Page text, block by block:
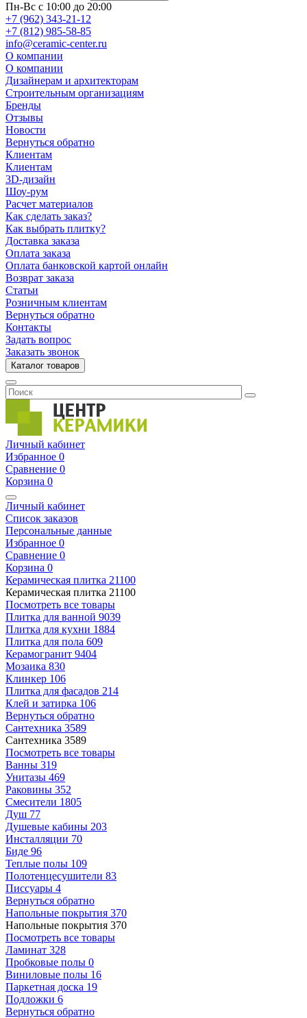
Пн-Вс с 10:00 до 20:00
+7 (962) 343-21-12
+7 (812) 985-58-85
info@ceramic-center.ru
О компании
О компании
Дизайнерам и архитекторам
Строительным организациям
Бренды
Отзывы
Новости
Вернуться обратно
Клиентам
Клиентам
3D-дизайн
Шоу-рум
Расчет материалов
Как сделать заказ?
Как выбрать плитку?
Доставка заказа
Оплата заказа
Оплата банковской картой онлайн
Возврат заказа
Статьи
Розничным клиентам
Вернуться обратно
Контакты
Задать вопрос
Заказать звонок
Каталог товаров
Личный кабинет
Избранное 0
Сравнение 0
Корзина 0
Личный кабинет
Список заказов
Персональные данные
Избранное 0
Сравнение 0
Корзина 0
Керамическая плитка 21100
Керамическая плитка 21100
Посмотреть все товары
Плитка для ванной 9039
Плитка для кухни 1884
Плитка для пола 609
Керамогранит 9404
Мозаика 830
Клинкер 106
Плитка для фасадов 214
Клей и затирка 106
Вернуться обратно
Сантехника 3589
Сантехника 3589
Посмотреть все товары
Ванны 319
Унитазы 469
Раковины 352
Смесители 1805
Душ 77
Душевые кабины 203
Инсталляции 70
Биде 96
Теплые полы 109
Полотенцесушители 83
Писсуары 4
Вернуться обратно
Напольные покрытия 370
Напольные покрытия 370
Посмотреть все товары
Ламинат 328
Пробковые полы 0
Виниловые полы 16
Паркетная доска 19
Подложки 6
Вернуться обратно